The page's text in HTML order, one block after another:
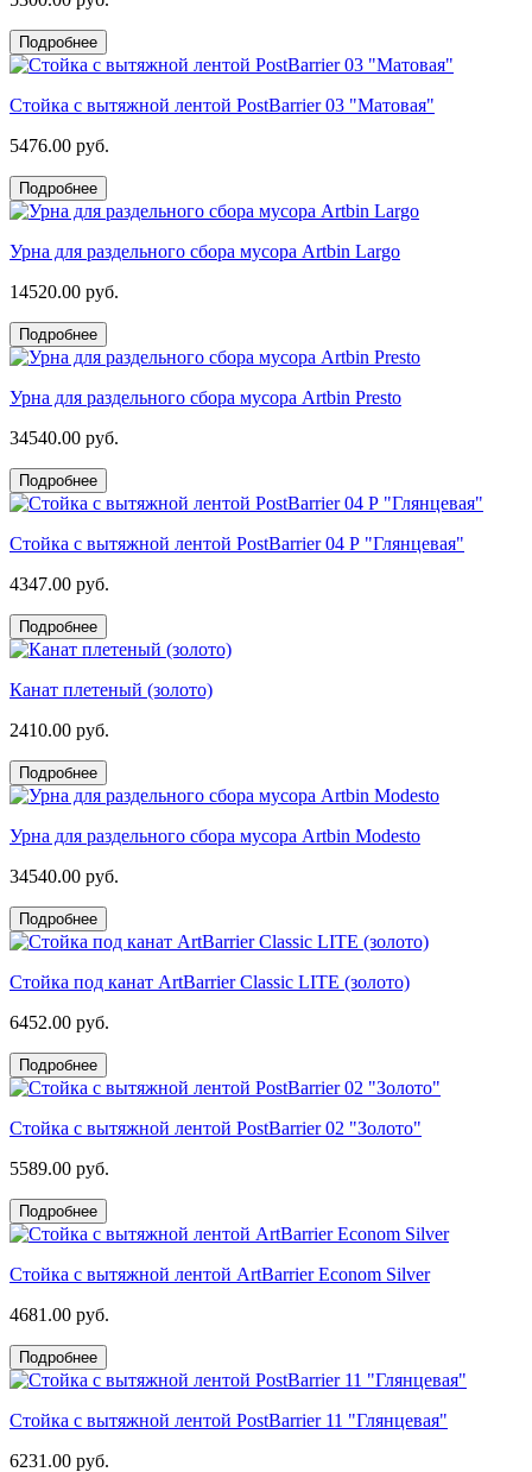
Подробнее
Стойка с вытяжной лентой PostBarrier 03 "Матовая"
5476.00 руб.
Подробнее
Урна для раздельного сбора мусора Artbin Largo
14520.00 руб.
Подробнее
Урна для раздельного сбора мусора Artbin Presto
34540.00 руб.
Подробнее
Стойка с вытяжной лентой PostBarrier 04 Р "Глянцевая"
4347.00 руб.
Подробнее
Канат плетеный (золото)
2410.00 руб.
Подробнее
Урна для раздельного сбора мусора Artbin Modesto
34540.00 руб.
Подробнее
Стойка под канат ArtBarrier Classic LITE (золото)
6452.00 руб.
Подробнее
Стойка с вытяжной лентой PostBarrier 02 "Золото"
5589.00 руб.
Подробнее
Стойка с вытяжной лентой ArtBarrier Econom Silver
4681.00 руб.
Подробнее
Стойка с вытяжной лентой PostBarrier 11 "Глянцевая"
6231.00 руб.